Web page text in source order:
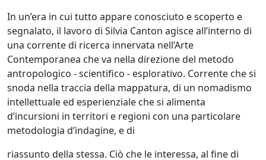
In un’era in cui tutto appare conosciuto e scoperto e
segnalato, il lavoro di Silvia Canton agisce all’interno di
una corrente di ricerca innervata nell’Arte
Contemporanea che va nella direzione del metodo
antropologico - scientifico - esplorativo. Corrente che si
snoda nella traccia della mappatura, di un nomadismo
intellettuale ed esperienziale che si alimenta
d’incursioni in territori e regioni con una particolare
metodologia d’indagine, e di
riassunto della stessa. Ciò che le interessa, al fine di